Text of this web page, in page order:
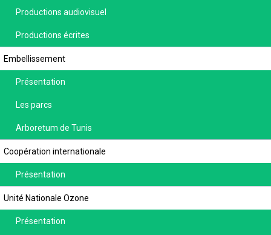
Productions audiovisuel
Productions écrites
Embellissement
Présentation
Les parcs
Arboretum de Tunis
Coopération internationale
Présentation
Unité Nationale Ozone
Présentation